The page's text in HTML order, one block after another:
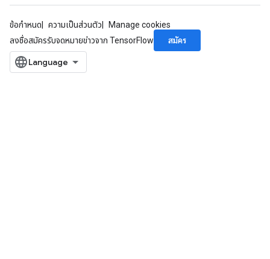
ข้อกำหนด ความเป็นส่วนตัว
Manage cookies
ลงชื่อสมัครรับจดหมายข่าวจาก TensorFlow
สมัคร